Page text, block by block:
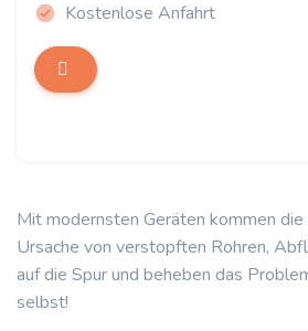
Kostenlose Anfahrt
Mit modernsten Geräten kommen
Ursache von verstopften Rohren,
auf die Spur und beheben das
selbst!